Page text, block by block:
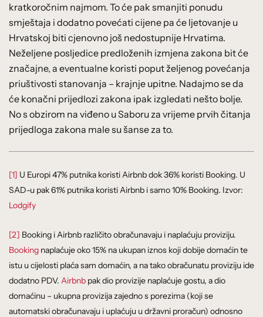
kratkoročnim najmom. To će pak smanjiti ponudu
smještaja i dodatno povećati cijene pa će ljetovanje u
Hrvatskoj biti cjenovno još nedostupnije Hrvatima.
Neželjene posljedice predloženih izmjena zakona bit će
značajne, a eventualne koristi poput željenog povećanja
priuštivosti stanovanja – krajnje upitne. Nadajmo se da
će konačni prijedlozi zakona ipak izgledati nešto bolje.
No s obzirom na viđeno u Saboru za vrijeme prvih čitanja
prijedloga zakona male su šanse za to.
[1] U Europi 47% putnika koristi Airbnb dok 36% koristi Booking. U
SAD-u pak 61% putnika koristi Airbnb i samo 10% Booking. Izvor:
Lodgify
[2] Booking i Airbnb različito obračunavaju i naplaćuju proviziju.
Booking naplaćuje oko 15% na ukupan iznos koji dobije domaćin te
istu u cijelosti plaća sam domaćin, a na tako obračunatu proviziju ide
dodatno PDV. Airbnb pak dio provizije naplaćuje gostu, a dio
domaćinu – ukupna provizija zajedno s porezima (koji se
automatski obračunavaju i uplaćuju u državni proračun) odnosno